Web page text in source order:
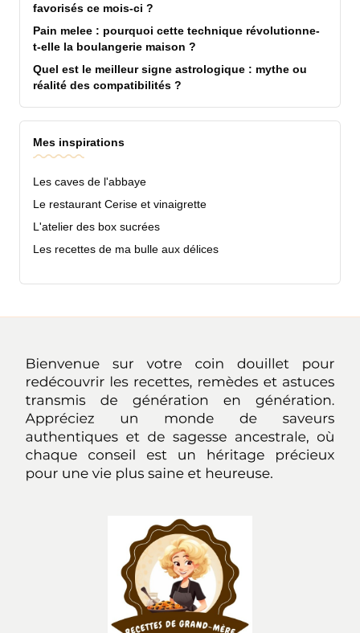
favorisés ce mois-ci ?
Pain melee : pourquoi cette technique révolutionne-
t-elle la boulangerie maison ?
Quel est le meilleur signe astrologique : mythe ou
réalité des compatibilités ?
Mes inspirations
Les caves de l'abbaye
Le restaurant Cerise et vinaigrette
L'atelier des box sucrées
Les recettes de ma bulle aux délices